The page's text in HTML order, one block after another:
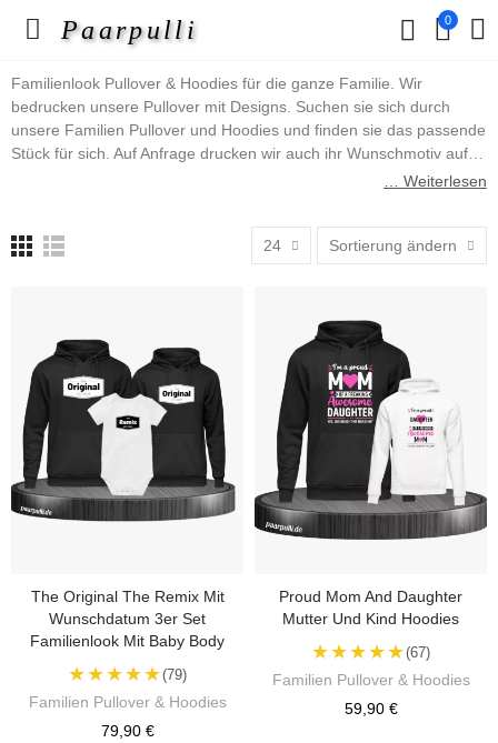
Paarpulli 0
Familienlook Pullover & Hoodies für die ganze Familie. Wir
bedrucken unsere Pullover mit Designs. Suchen sie sich durch
unsere Familien Pullover und Hoodies und finden sie das passende
Stück für sich. Auf Anfrage drucken wir auch ihr Wunschmotiv auf.
Schreiben sie uns einfach über das Kontaktformular an. In dieser
Pullover oder aber auch Pullover im King, Queen, Prince und
Princess Design, uvm.
Viel Spaß wünscht ihnen das Paarpulli Team.
… Weiterlesen
24 Sortierung ändern
The Original The Remix Mit
Wunschdatum 3er Set
Familienlook Mit Baby Body
★★★★★(79)
Familien Pullover & Hoodies
79,90 €
Proud Mom And Daughter
Mutter Und Kind Hoodies
★★★★★(67)
Familien Pullover & Hoodies
59,90 €